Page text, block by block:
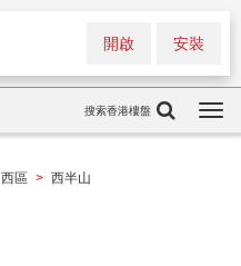
安裝
開啟
搜索香港樓盤
西區 > 西半山